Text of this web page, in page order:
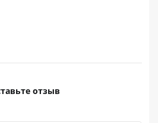
отзыв